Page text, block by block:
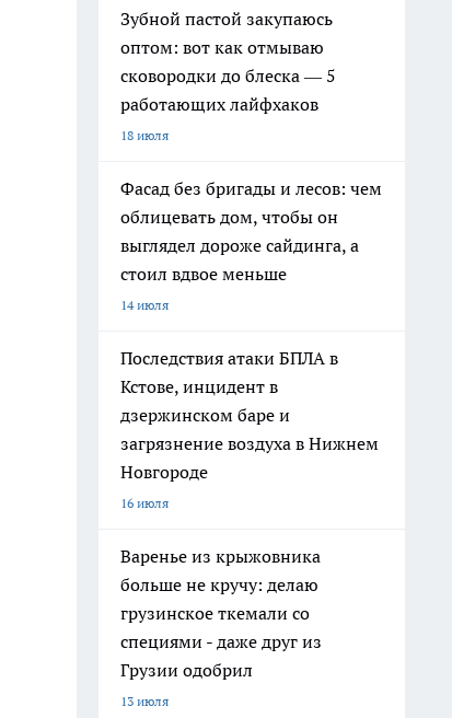
Зубной пастой закупаюсь
оптом: вот как отмываю
сковородки до блеска — 5
работающих лайфхаков
18 июля
Фасад без бригады и лесов: чем
облицевать дом, чтобы он
выглядел дороже сайдинга, а
стоил вдвое меньше
14 июля
Последствия атаки БПЛА в
Кстове, инцидент в
дзержинском баре и
загрязнение воздуха в Нижнем
Новгороде
16 июля
Варенье из крыжовника
больше не кручу: делаю
грузинское ткемали со
специями - даже друг из
Грузии одобрил
13 июля